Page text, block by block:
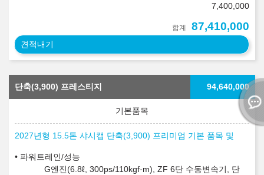
7,400,000
합계 87,410,000
견적내기
단축(3,900) 프레스티지 94,640,000
2027년형 15.5톤 샤시캡 단축(3,900) 프리미엄 기본 품목 및
파워트레인/성능
G엔진(6.8ℓ, 300ps/110kgf·m), ZF 6단 수동변속기, 단